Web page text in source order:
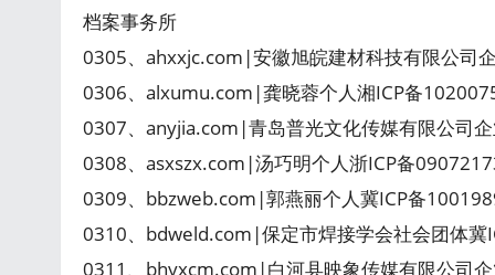
档案事务所
0305、ahxxjc.com|安徽旭皖建材科技有限公司
0306、alxumu.com|龚晓蓉个人湘ICP备
0307、anyjia.com|青岛普光文化传媒有限公司
0308、asxszx.com|汤巧明个人浙ICP备
0309、bbzweb.com|郭燕丽个人冀ICP备
0310、bdweld.com|保定市焊接学会社会团体冀
0311、bhyxcm.com|白河县映象传媒有限公司